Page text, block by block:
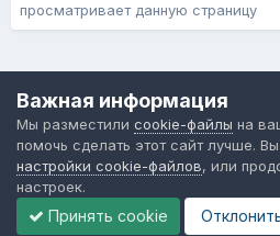
просматривает данную страницу
Форум общественного
Powered by Invision
Важная информация
Мы разместили cookie-файлы на
помочь сделать этот сайт лучше.
настройки cookie-файлов, или
настроек.
Принять cookie